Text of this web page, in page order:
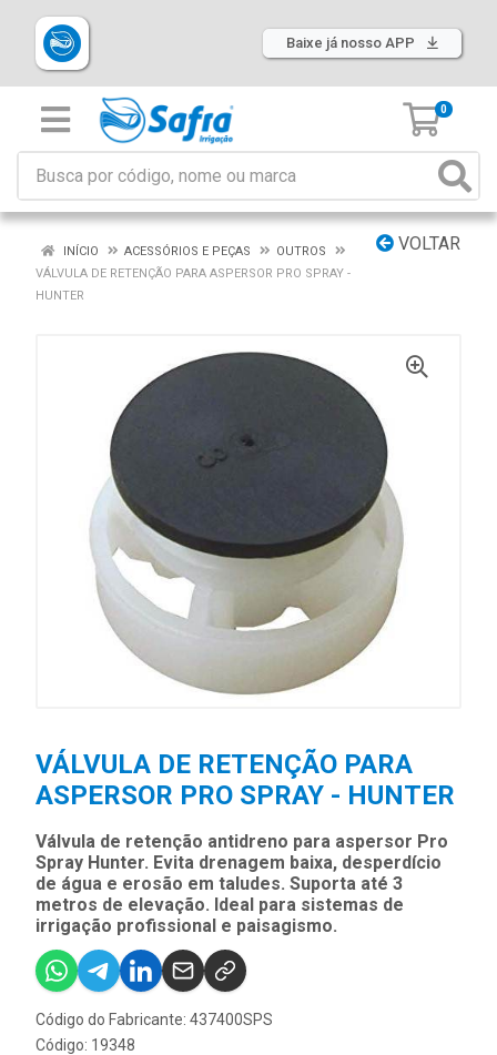
Baixe já nosso APP
0
VOLTAR
INÍCIO ACESSÓRIOS E PEÇAS
OUTROS
VÁLVULA DE RETENÇÃO PARA ASPERSOR PRO SPRAY -
HUNTER
VÁLVULA DE RETENÇÃO PARA
ASPERSOR PRO SPRAY - HUNTER
Válvula de retenção antidreno para aspersor Pro
Spray Hunter. Evita drenagem baixa, desperdício
de água e erosão em taludes. Suporta até 3
metros de elevação. Ideal para sistemas de
irrigação profissional e paisagismo.
Código do Fabricante: 437400SPS
Código: 19348